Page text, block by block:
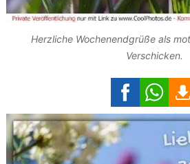
Herzliche Wochenendgrüße als
Verschicken.